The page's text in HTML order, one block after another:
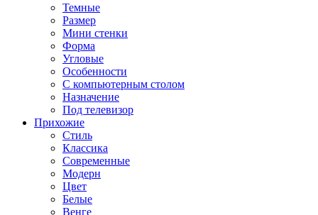
Темные
Размер
Мини стенки
Форма
Угловые
Особенности
С компьютерным столом
Назначение
Под телевизор
Прихожие
Стиль
Классика
Современные
Модерн
Цвет
Белые
Венге